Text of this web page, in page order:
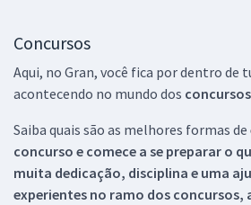
Concursos
Aqui, no Gran, você fica por dentro de
acontecendo no mundo dos
Saiba quais são as melhores formas de
concurso e comece a se preparar o
muita dedicação, disciplina e uma
experientes no ramo dos concursos,